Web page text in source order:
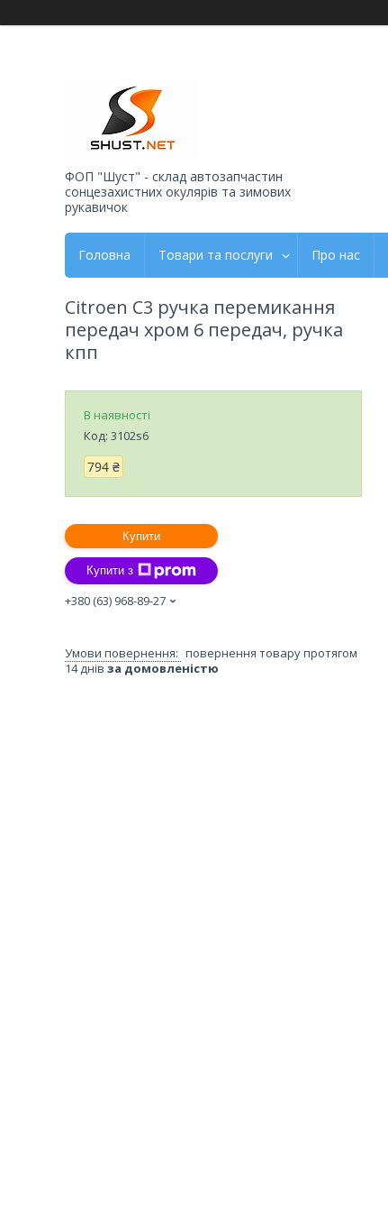
ФОП "Шуст" - склад автозапчастин
сонцезахистних окулярів та зимових
рукавичок
Головна Товари та послуги Про нас
Citroen C3 ручка перемикання
передач хром 6 передач, ручка
кпп
В наявності
Код: 3102s6
794 ₴
Купити
Купити з
+380 (63) 968-89-27
повернення товару протягом
14 днів за домовленістю